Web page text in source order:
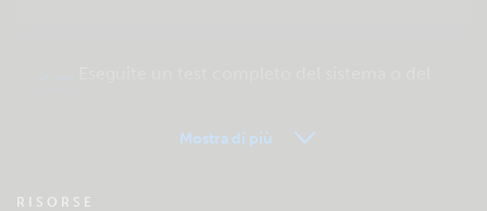
Mostra di più
RISORSE